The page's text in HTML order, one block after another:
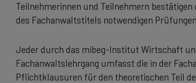
Teilnehmerinnen und Teilnehmern
des Fachanwaltstitels notwendigen
Jeder durch das mibeg-Institut Wirtschaft
Fachanwaltslehrgang umfasst die in der
Pflichtklausuren für den theoretischen Teil